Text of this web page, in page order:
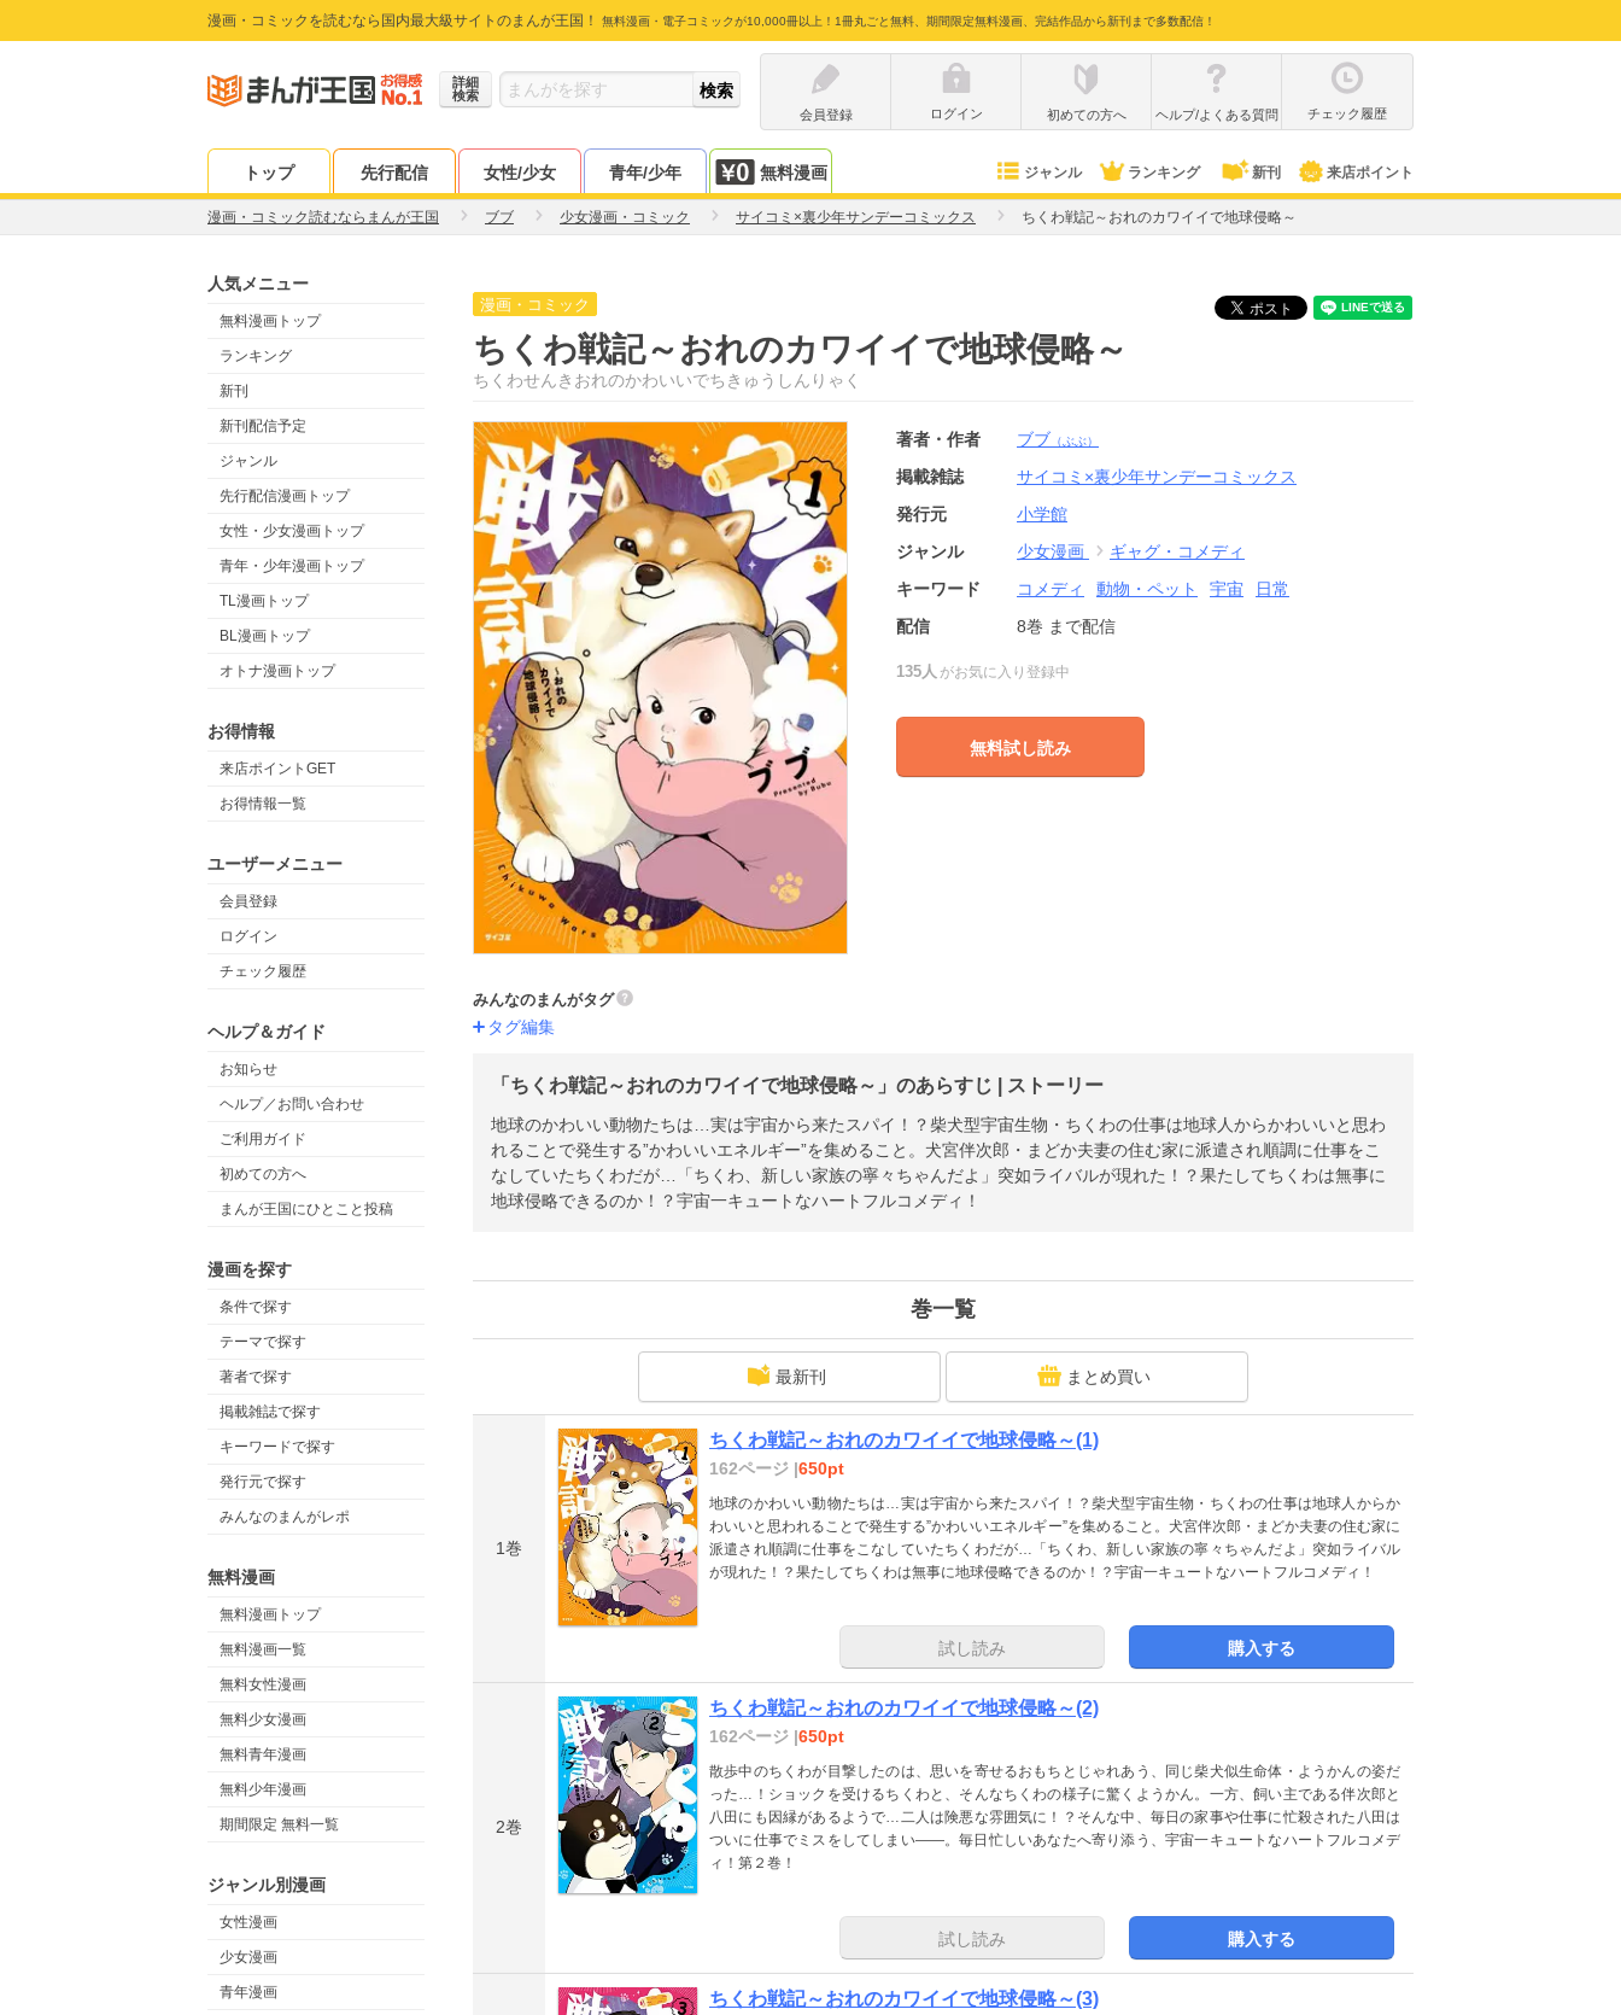
漫画・コミックを読むなら国内最大級サイトのまんが王国！ 無料漫画・電子コミックが10,000冊以上！1冊丸ごと無料、期間限定無料漫画、完結作品から新刊まで多数配信！
詳細
検索
会員登録
ログイン 初めての方へ ヘルプ/よくある質問 チェック履歴
トップ 先行配信 女性/少女 青年/少年 無料漫画 ジャンル ランキング 新刊 来店ポイント
漫画・コミック読むならまんが王国 ブブ 少女漫画・コミック サイコミ×裏少年サンデーコミックス ちくわ戦記～おれのカワイイで地球侵略～
人気メニュー
無料漫画トップ
ランキング
新刊
新刊配信予定
ジャンル
先行配信漫画トップ
女性・少女漫画トップ
青年・少年漫画トップ
TL漫画トップ
BL漫画トップ
オトナ漫画トップ
お得情報
来店ポイントGET
お得情報一覧
ユーザーメニュー
会員登録
ログイン
チェック履歴
ヘルプ＆ガイド
お知らせ
ヘルプ／お問い合わせ
ご利用ガイド
初めての方へ
まんが王国にひとこと投稿
漫画を探す
条件で探す
テーマで探す
著者で探す
掲載雑誌で探す
キーワードで探す
発行元で探す
みんなのまんがレポ
無料漫画
無料漫画トップ
無料漫画一覧
無料女性漫画
無料少女漫画
無料青年漫画
無料少年漫画
期間限定 無料一覧
ジャンル別漫画
女性漫画
少女漫画
青年漫画
漫画・コミック
ちくわ戦記～おれのカワイイで地球侵略～
ちくわせんきおれのかわいいでちきゅうしんりゃく
著者・作者 ブブ （ぶぶ）
掲載雑誌
サイコミ×裏少年サンデーコミックス
発行元
小学館
ジャンル
少女漫画
ギャグ・コメディ
キーワード
コメディ 動物・ペット 宇宙
日常
配信
8巻 まで配信
135人 がお気に入り登録中
無料試し読み
みんなのまんがタグ
タグ編集
「ちくわ戦記～おれのカワイイで地球侵略～」のあらすじ | ストーリー
地球のかわいい動物たちは…実は宇宙から来たスパイ！？柴犬型宇宙生物・ちくわの仕事は地球人からかわいいと思わ
れることで発生する”かわいいエネルギー”を集めること。犬宮伴次郎・まどか夫妻の住む家に派遣され順調に仕事をこ
なしていたちくわだが…「ちくわ、新しい家族の寧々ちゃんだよ」突如ライバルが現れた！？果たしてちくわは無事に
地球侵略できるのか！？宇宙一キュートなハートフルコメディ！
巻一覧
最新刊 まとめ買い
1巻
ちくわ戦記～おれのカワイイで地球侵略～(1)
162ページ |650pt
地球のかわいい動物たちは…実は宇宙から来たスパイ！？柴犬型宇宙生物・ちくわの仕事は地球人からか
わいいと思われることで発生する”かわいいエネルギー”を集めること。犬宮伴次郎・まどか夫妻の住む家に
派遣され順調に仕事をこなしていたちくわだが…「ちくわ、新しい家族の寧々ちゃんだよ」突如ライバル
が現れた！？果たしてちくわは無事に地球侵略できるのか！？宇宙一キュートなハートフルコメディ！
試し読み 購入する
2巻
ちくわ戦記～おれのカワイイで地球侵略～(2)
162ページ |650pt
散歩中のちくわが目撃したのは、思いを寄せるおもちとじゃれあう、同じ柴犬似生命体・ようかんの姿だ
った…！ショックを受けるちくわと、そんなちくわの様子に驚くようかん。一方、飼い主である伴次郎と
八田にも因縁があるようで…二人は険悪な雰囲気に！？そんな中、毎日の家事や仕事に忙殺された八田は
ついに仕事でミスをしてしまい――。毎日忙しいあなたへ寄り添う、宇宙一キュートなハートフルコメデ
ィ！第２巻！
試し読み 購入する
ちくわ戦記～おれのカワイイで地球侵略～(3)